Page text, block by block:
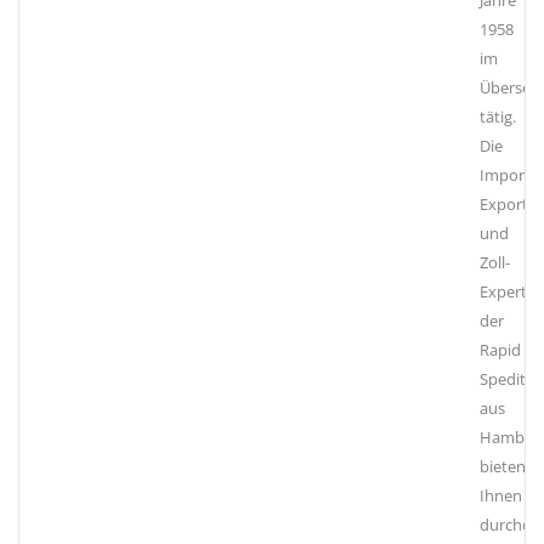
1958
im
tätig.
Die
Import-,
Export-
und
Zoll-
Experten
der
Rapid
aus
bieten
Ihnen